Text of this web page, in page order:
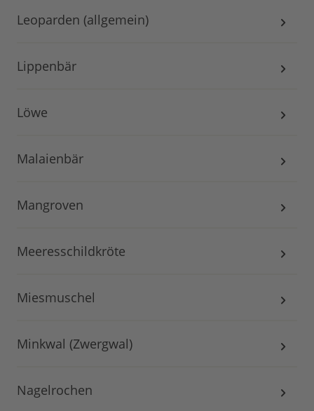
Leoparden (allgemein)
Lippenbär
Löwe
Malaienbär
Mangroven
Meeresschildkröte
Miesmuschel
Minkwal (Zwergwal)
Nagelrochen